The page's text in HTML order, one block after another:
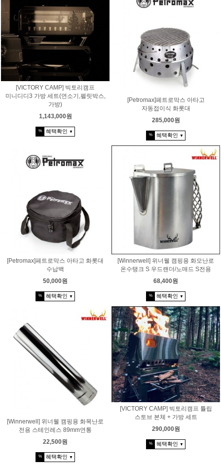
[VICTORY CAMP] 빅토리캠프
미니디디3 가방 세트(연소기,펠릿박스,
가방)
1,143,000원
% 혜택확인 ▼
[Petromax]페트로막스 아타고
자동접이식 화롯대
285,000원
% 혜택확인 ▼
[Petromax]페트로막스 아타고 화롯대
수납백
50,000원
% 혜택확인 ▼
[Winnerwell] 위너웰 캠핑용 화모난로
온수탱크 S 우드랜더/노매드 S전용
68,400원
% 혜택확인 ▼
[Winnerwell] 위너웰 캠핑용 화목난로
전용 스테인레스 89mm연통
22,500원
% 혜택확인 ▼
[VICTORY CAMP] 빅토리캠프 튤립
스토브 본체 + 가방 세트
290,000원
% 혜택확인 ▼